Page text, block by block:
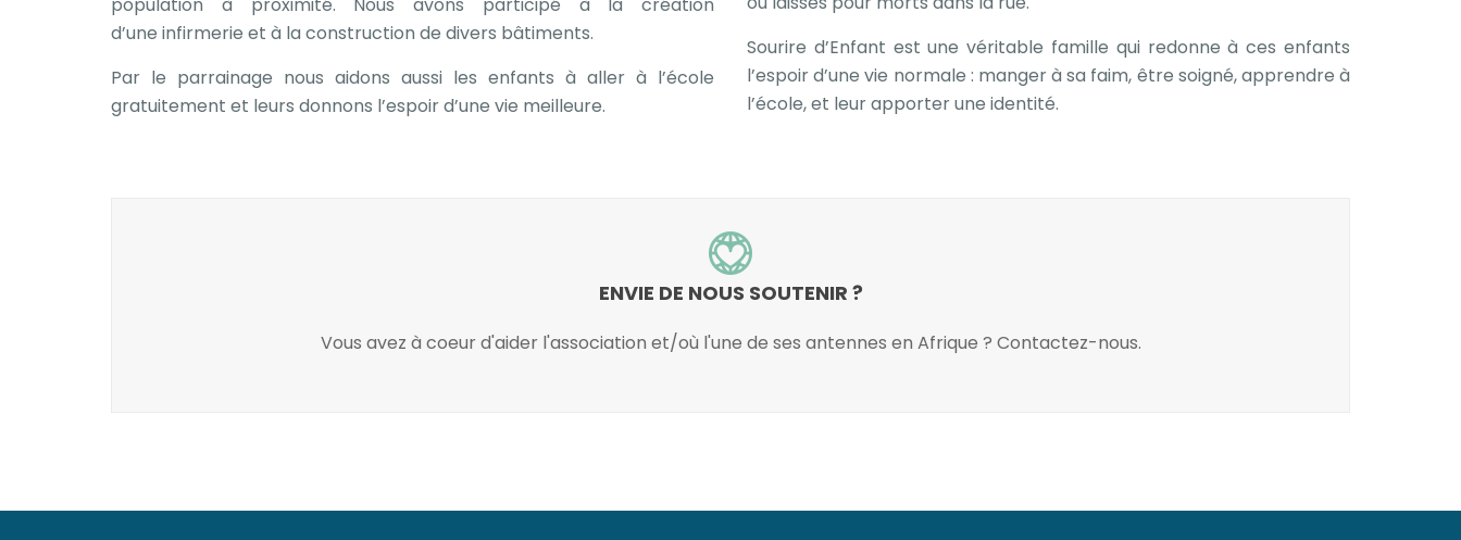
d’une infirmerie et à la construction de divers bâtiments.
Par le parrainage nous aidons aussi les enfants à aller à l’école
gratuitement et leurs donnons l’espoir d’une vie meilleure.
Sourire d’Enfant est une véritable famille qui redonne à ces enfants
l’espoir d’une vie normale : manger à sa faim, être soigné, apprendre à
l’école, et leur apporter une identité.
ENVIE DE NOUS SOUTENIR ?
Vous avez à coeur d'aider l'association et/où l'une de ses antennes en Afrique ? Contactez-nous.
FAIRE UN DON À L'ASSOCIATION ?
FAIRE UN DON